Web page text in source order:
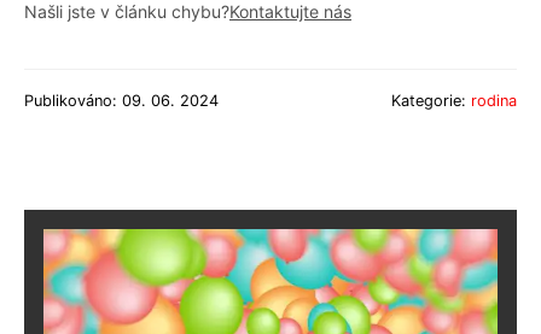
Našli jste v článku chybu?Kontaktujte nás
Publikováno: 09. 06. 2024 Kategorie: rodina